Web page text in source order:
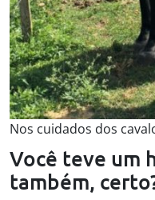
Nos cuidados dos
Você teve um
também,